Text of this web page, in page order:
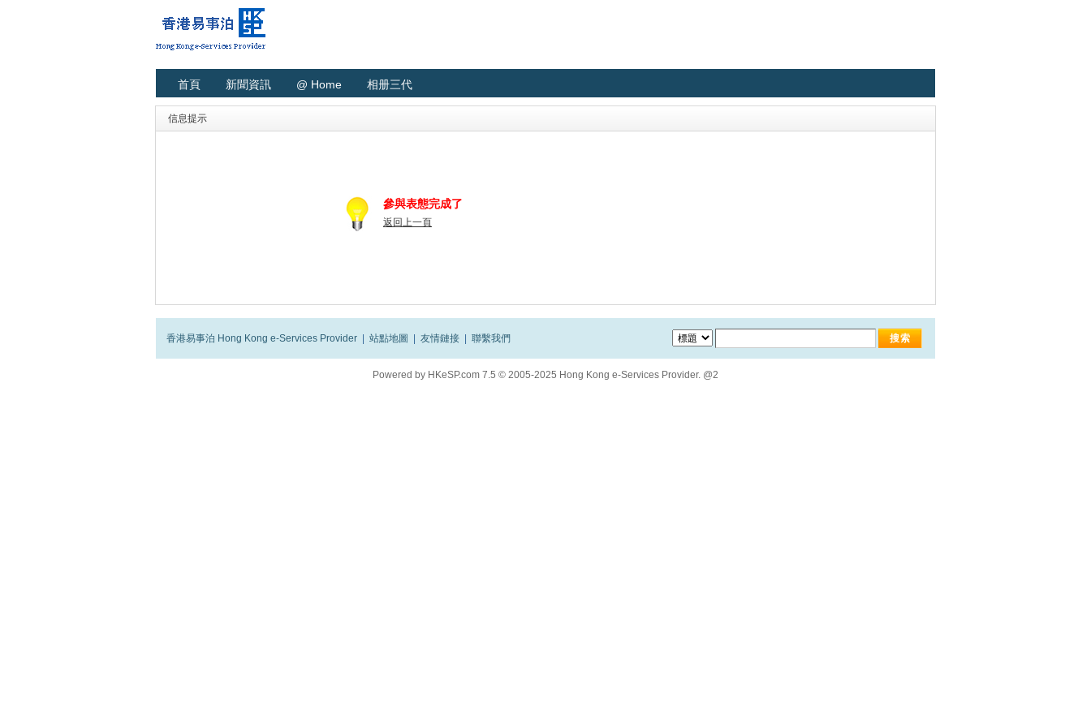
首頁 新聞資訊 @ Home 相册三代
信息提示
參與表態完成了
返回上一頁
香港易事泊 Hong Kong e-Services Provider 站點地圖 友情鏈接 聯繫我們
Powered by HKeSP.com 7.5 © 2005-2025 Hong Kong e-Services Provider. @2